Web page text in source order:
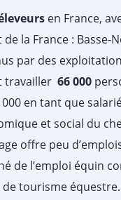
en France,
la France : Basse-
par des
travailler 66 000
en tant que
et social du
offre peu
de l’emploi équin
de tourisme équestre.